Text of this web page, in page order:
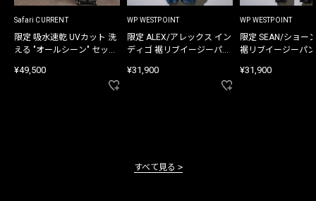
Safari CURRENT
限定 吸水速乾 UVカット 洗
える "オールシーン" セット
¥49,500
WP WESTPOINT
限定 ALEX/アレックス イン
ディゴ 裾リブイージーパン
¥31,900
WP WESTPOINT
限定 SEAN/ショー
裾リブイージーパ
¥31,900
すべて見る